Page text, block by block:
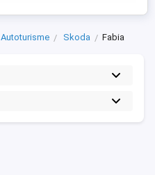
Autoturisme Skoda Fabia